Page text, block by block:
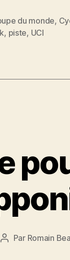
du monde,
, piste, UCI
Auteur
Par Romain